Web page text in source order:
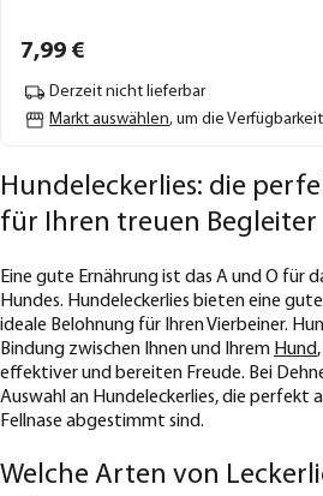
7,99 €
Derzeit nicht lieferbar
Markt auswählen, um die
Hundeleckerlies: die
für Ihren treuen Begleiter
Eine gute Ernährung ist das A und O für
Hundes. Hundeleckerlies bieten eine
ideale Belohnung für Ihren Vierbeiner.
Bindung zwischen Ihnen und Ihrem Hund
effektiver und bereiten Freude. Bei
Auswahl an Hundeleckerlies, die perfekt
Fellnase abgestimmt sind.
Welche Arten von